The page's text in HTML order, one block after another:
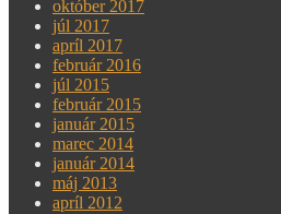
október 2017
júl 2017
apríl 2017
február 2016
júl 2015
február 2015
január 2015
marec 2014
január 2014
máj 2013
apríl 2012